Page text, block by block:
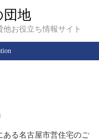
団地
お役立ち情報サイト
ある名古屋市営住宅のご